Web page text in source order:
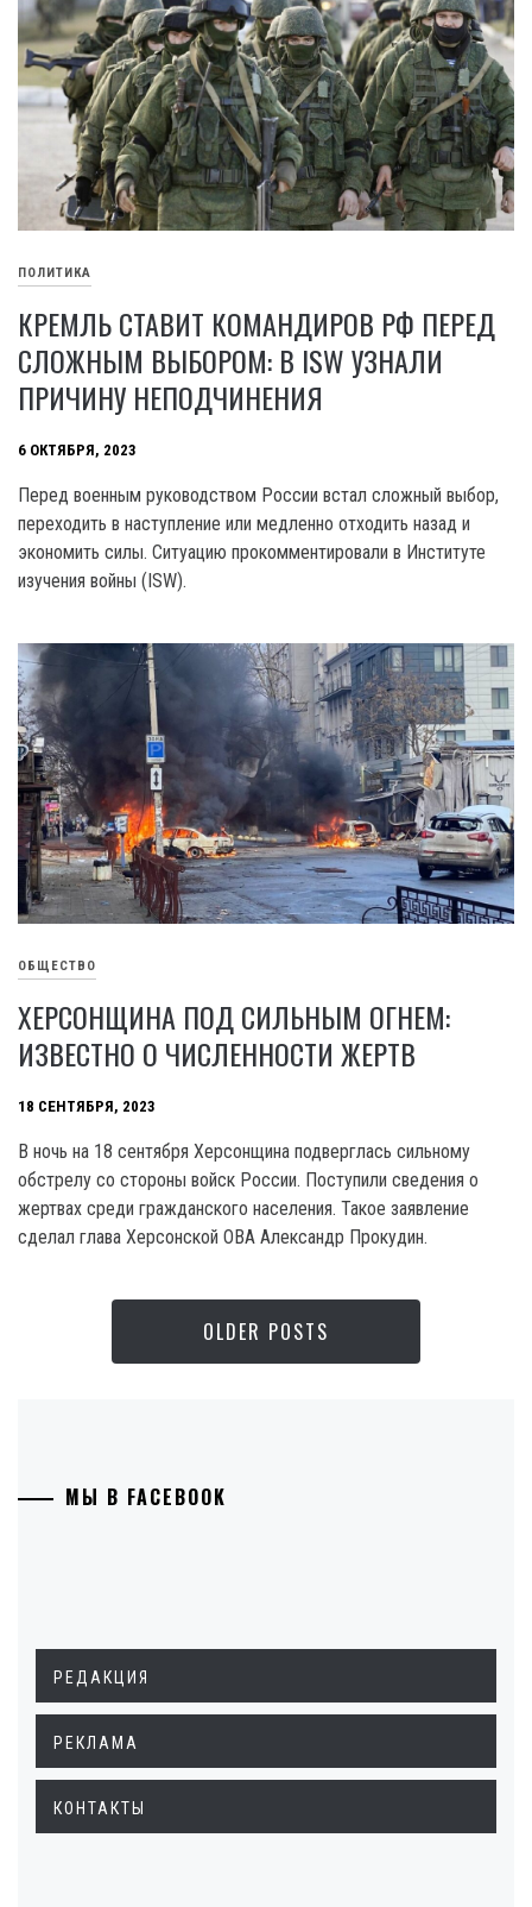
ПОЛИТИКА
КРЕМЛЬ СТАВИТ КОМАНДИРОВ РФ ПЕРЕД
СЛОЖНЫМ ВЫБОРОМ: В ISW УЗНАЛИ
ПРИЧИНУ НЕПОДЧИНЕНИЯ
6 ОКТЯБРЯ, 2023
Перед военным руководством России встал сложный выбор,
переходить в наступление или медленно отходить назад и
экономить силы. Ситуацию прокомментировали в Институте
изучения войны (ISW).
ОБЩЕСТВО
ХЕРСОНЩИНА ПОД СИЛЬНЫМ ОГНЕМ:
ИЗВЕСТНО О ЧИСЛЕННОСТИ ЖЕРТВ
18 СЕНТЯБРЯ, 2023
B ночь на 18 сентября Херсонщина подверглась сильному
обстрелу со стороны войск России. Поступили сведения о
жертвах среди гражданского населения. Такое заявление
сделал глава Херсонской OBA Александр Прокудин.
OLDER POSTS
МЫ В FACEBOOK
РЕДАКЦИЯ
РЕКЛАМА
КОНТАКТЫ